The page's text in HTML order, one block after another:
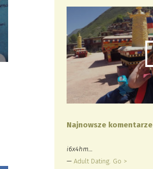
Najnowsze komentarze
i6x4hm…
—Adult Dating. Go >